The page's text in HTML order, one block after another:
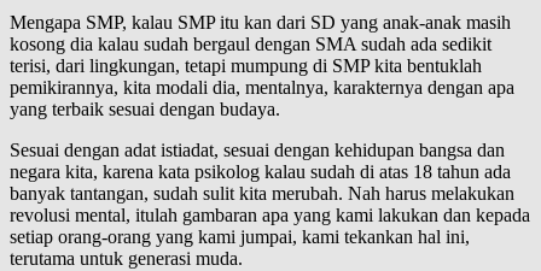
Mengapa SMP, kalau SMP itu kan dari SD yang anak-anak masih
kosong dia kalau sudah bergaul dengan SMA sudah ada sedikit
terisi, dari lingkungan, tetapi mumpung di SMP kita bentuklah
pemikirannya, kita modali dia, mentalnya, karakternya dengan apa
yang terbaik sesuai dengan budaya.
Sesuai dengan adat istiadat, sesuai dengan kehidupan bangsa dan
negara kita, karena kata psikolog kalau sudah di atas 18 tahun ada
banyak tantangan, sudah sulit kita merubah. Nah harus melakukan
revolusi mental, itulah gambaran apa yang kami lakukan dan kepada
setiap orang-orang yang kami jumpai, kami tekankan hal ini,
terutama untuk generasi muda.